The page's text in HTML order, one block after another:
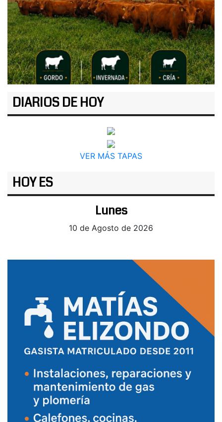
DIARIOS DE HOY
VER MÁS TAPAS
HOY ES
Lunes
10 de Agosto de 2026